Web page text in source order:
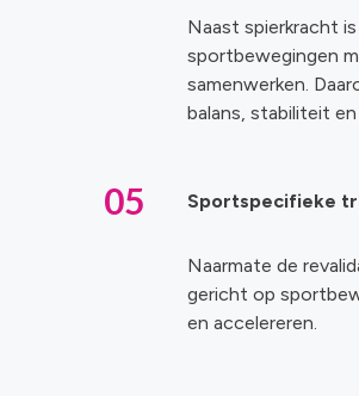
Naast spierkracht
sportbewegingen
samenwerken.
balans, stabiliteit
05 Sportspecifieke
Naarmate de
gericht op
en accelereren.